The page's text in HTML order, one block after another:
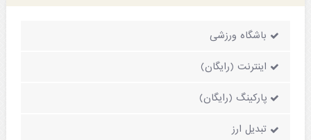
باشگاه ورزشی
اینترنت (رایگان)
پارکینگ (رایگان)
تبدیل ارز